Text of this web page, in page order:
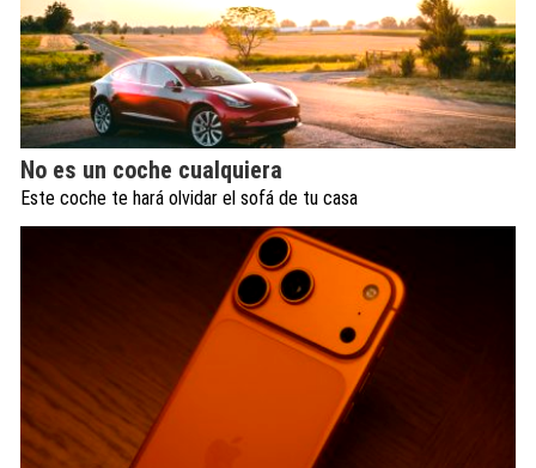
No es un coche cualquiera
Este coche te hará olvidar el sofá de tu casa